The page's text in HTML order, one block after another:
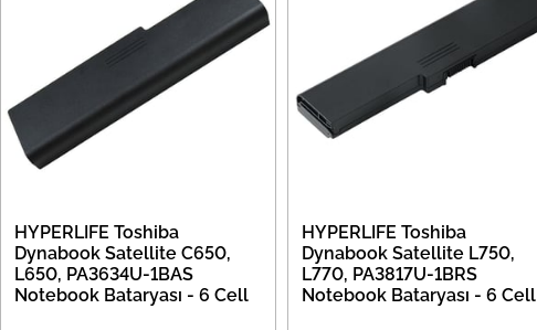
HYPERLIFE Toshiba
Dynabook Satellite C650,
L650, PA3634U-1BAS
Notebook Bataryası - 6 Cell
HYPERLIFE Toshiba
Dynabook Satellite L750,
L770, PA3817U-1BRS
Notebook Bataryası - 6 Cell